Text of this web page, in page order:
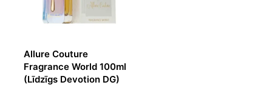
Allure Couture
Fragrance World 100ml
(Līdzīgs Devotion DG)